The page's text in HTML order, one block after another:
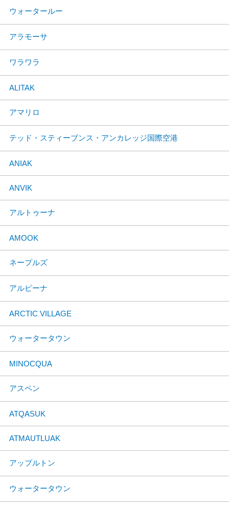
ウォータールー
アラモーサ
ワラワラ
ALITAK
アマリロ
テッド・スティーブンス・アンカレッジ国際空港
ANIAK
ANVIK
アルトゥーナ
AMOOK
ネープルズ
アルピーナ
ARCTIC VILLAGE
ウォータータウン
MINOCQUA
アスペン
ATQASUK
ATMAUTLUAK
アップルトン
ウォータータウン